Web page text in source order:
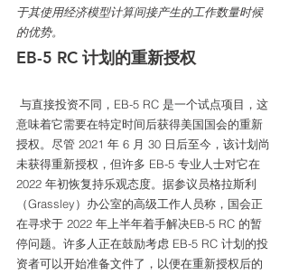
于其使用经济模型计算间接产生的工作数量时候
的优势。
EB-5 RC 计划的重新授权
意味着它需要在特定时间后获得美国国会的重新
授权。尽管 2021 年 6 月 30 日后至今，该计划尚
未获得重新授权，但许多 EB-5 专业人士对它在
2022 年初恢复持乐观态度。据参议员格拉斯利
（Grassley）办公室的高级工作人员称，国会正
在寻求于 2022 年上半年着手解决EB-5 RC 的暂
停问题。许多人正在鼓励考虑 EB-5 RC 计划的投
资者可以开始准备文件了，以便在重新授权后的